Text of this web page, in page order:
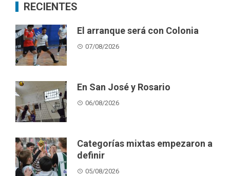
RECIENTES
El arranque será con Colonia
07/08/2026
En San José y Rosario
06/08/2026
Categorías mixtas empezaron a
definir
05/08/2026